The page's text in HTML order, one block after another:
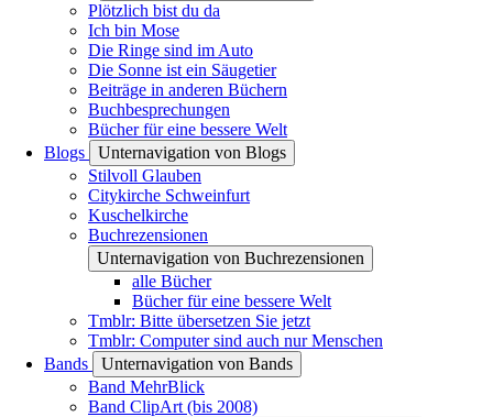
Plötzlich bist du da
Ich bin Mose
Die Ringe sind im Auto
Die Sonne ist ein Säugetier
Beiträge in anderen Büchern
Buchbesprechungen
Bücher für eine bessere Welt
Blogs
Unternavigation von Blogs
Stilvoll Glauben
Citykirche Schweinfurt
Kuschelkirche
Buchrezensionen
Unternavigation von Buchrezensionen
alle Bücher
Bücher für eine bessere Welt
Tmblr: Bitte übersetzen Sie jetzt
Tmblr: Computer sind auch nur Menschen
Bands
Unternavigation von Bands
Band MehrBlick
Band ClipArt (bis 2008)